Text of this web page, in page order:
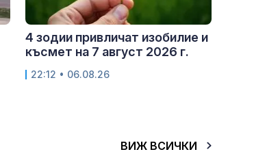
4 зодии привличат изобилие и
късмет на 7 август 2026 г.
22:12 • 06.08.26
ВИЖ ВСИЧКИ